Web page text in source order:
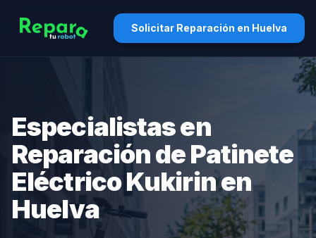
Solicitar Reparación en Huelva
Especialistas en
Reparación de Patinete
Eléctrico Kukirin en
Huelva